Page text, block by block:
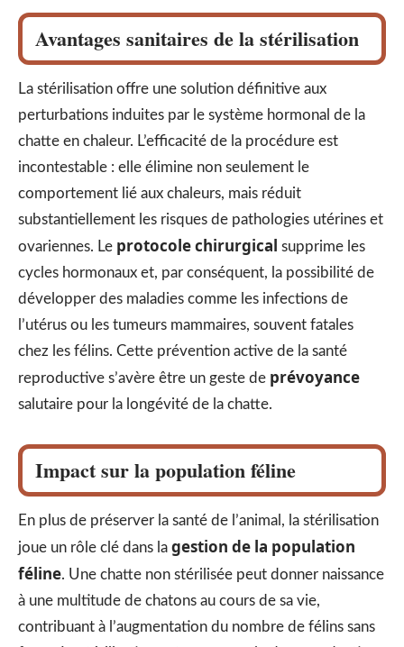
Avantages sanitaires de la stérilisation
La stérilisation offre une solution définitive aux
perturbations induites par le système hormonal de la
chatte en chaleur. L’efficacité de la procédure est
incontestable : elle élimine non seulement le
comportement lié aux chaleurs, mais réduit
substantiellement les risques de pathologies utérines et
ovariennes. Le protocole chirurgical supprime les
cycles hormonaux et, par conséquent, la possibilité de
développer des maladies comme les infections de
l’utérus ou les tumeurs mammaires, souvent fatales
chez les félins. Cette prévention active de la santé
reproductive s’avère être un geste de prévoyance
salutaire pour la longévité de la chatte.
Impact sur la population féline
En plus de préserver la santé de l’animal, la stérilisation
joue un rôle clé dans la gestion de la population
féline. Une chatte non stérilisée peut donner naissance
à une multitude de chatons au cours de sa vie,
contribuant à l’augmentation du nombre de félins sans